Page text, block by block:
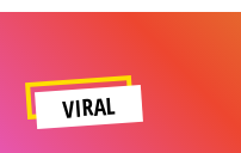
VIRAL